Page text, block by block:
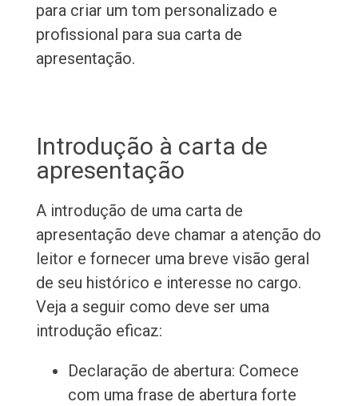
para criar um tom personalizado e
profissional para sua carta de
apresentação.
Introdução à carta de
apresentação
A introdução de uma carta de
apresentação deve chamar a atenção do
leitor e fornecer uma breve visão geral
de seu histórico e interesse no cargo.
Veja a seguir como deve ser uma
introdução eficaz:
Declaração de abertura: Comece
com uma frase de abertura forte